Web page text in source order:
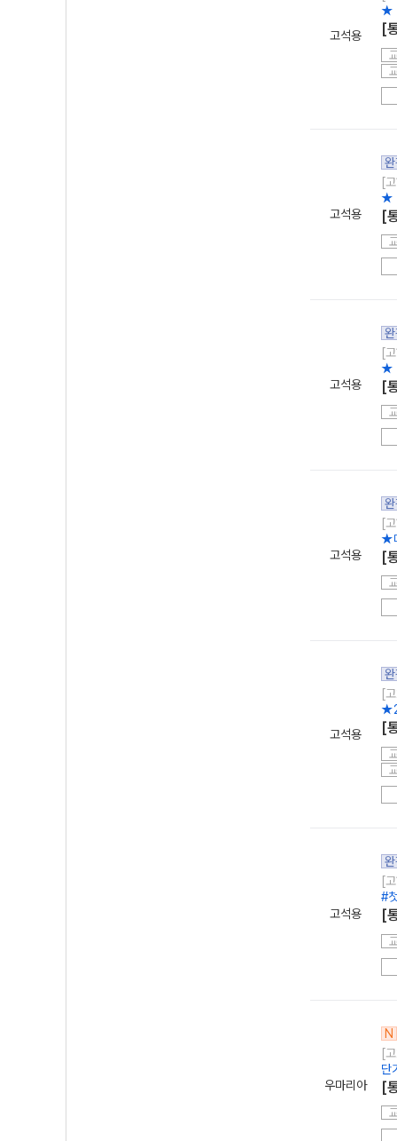
고석용
★
[
고석용
[
★
[
고석용
[
★
[
고석용
[
★
[
고석용
[
[
고석용
[
#
[
우마리아
N
[
단
[